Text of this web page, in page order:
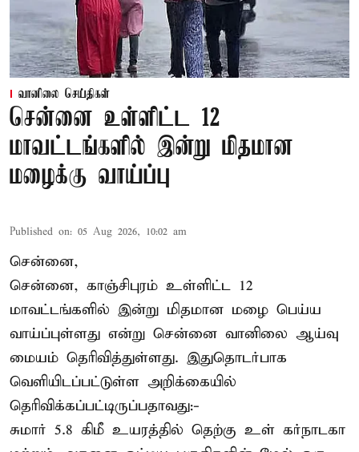
வானிலை செய்திகள்
சென்னை உள்ளிட்ட 12
மாவட்டங்களில் இன்று மிதமான
மழைக்கு வாய்ப்பு
Published on: 05 Aug 2026, 10:02 am
சென்னை,
சென்னை, காஞ்சிபுரம் உள்ளிட்ட 12
மாவட்டங்களில் இன்று மிதமான மழை பெய்ய
வாய்ப்புள்ளது என்று சென்னை வானிலை ஆய்வு
மையம் தெரிவித்துள்ளது. இதுதொடர்பாக
வெளியிடப்பட்டுள்ள அறிக்கையில்
தெரிவிக்கப்பட்டிருப்பதாவது:-
சுமார் 5.8 கிமீ உயரத்தில் தெற்கு உள் கர்நாடகா